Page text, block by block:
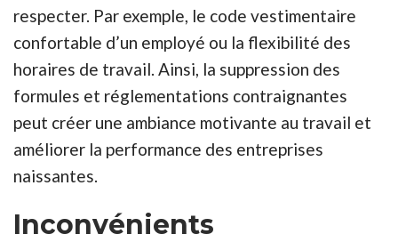
respecter. Par exemple, le code vestimentaire
confortable d’un employé ou la flexibilité des
horaires de travail. Ainsi, la suppression des
formules et réglementations contraignantes
peut créer une ambiance motivante au travail et
améliorer la performance des entreprises
naissantes.
Inconvénients